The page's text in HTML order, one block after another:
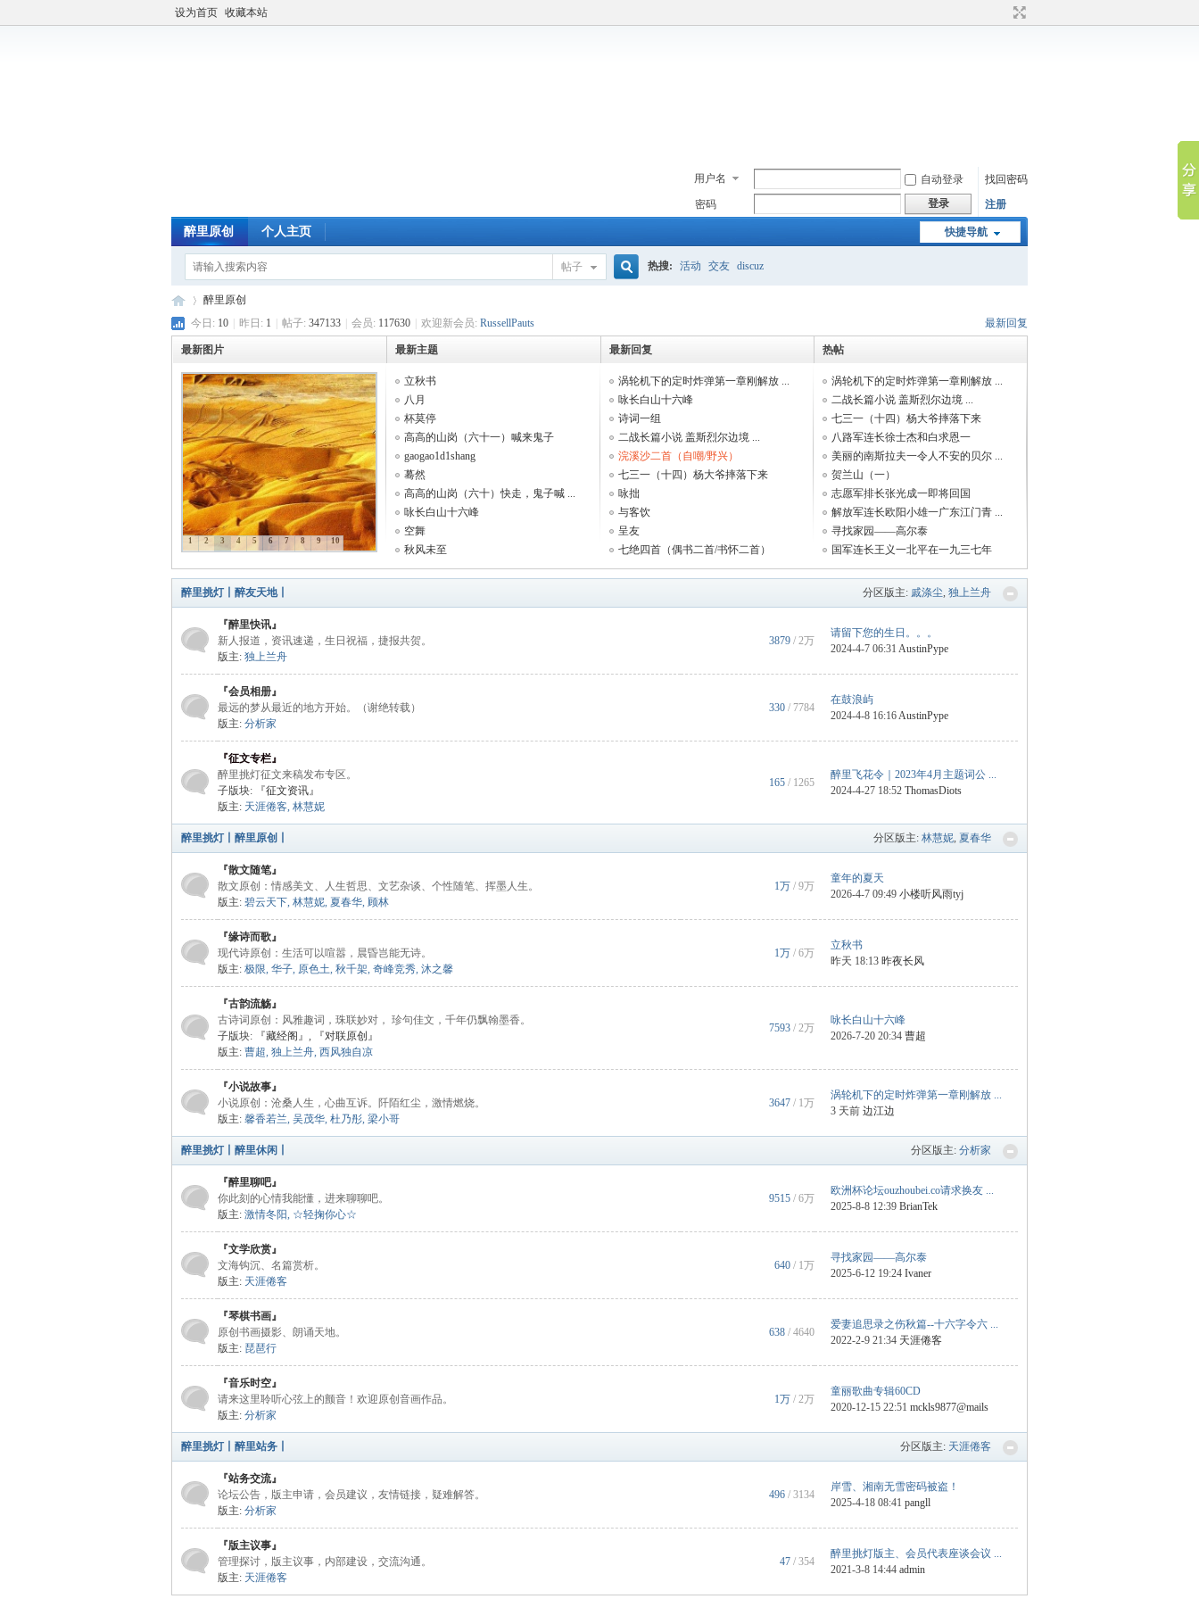
设为首页 收藏本站
用户名 自动登录
找回密码
密码
登录 注册
快捷导航
醉里原创 个人主页
帖子 热搜: 活动 交友 discuz
里
学
网
»
醉里原创
今日: 10 昨日: 1 帖子: 347133 会员: 117630 欢迎新会员: RussellPauts 最新回复
最新图片
1 2 3 4 5 6 7 8 9 10
最新主题
立秋书
八月
杯莫停
高高的山岗（六十一）喊来鬼子
gaogao1d1shang
蓦然
高高的山岗（六十）快走，鬼子喊 ...
咏长白山十六峰
空舞
秋风未至
最新回复
涡轮机下的定时炸弹第一章刚解放 ...
咏长白山十六峰
诗词一组
二战长篇小说 盖斯烈尔边境 ...
浣溪沙二首（自嘲/野兴）
七三一（十四）杨大爷摔落下来
咏拙
与客饮
呈友
七绝四首（偶书二首/书怀二首）
热帖
涡轮机下的定时炸弹第一章刚解放 ...
二战长篇小说 盖斯烈尔边境 ...
七三一（十四）杨大爷摔落下来
八路军连长徐士杰和白求恩一
美丽的南斯拉夫一令人不安的贝尔 ...
贺兰山（一）
志愿军排长张光成一即将回国
解放军连长欧阳小雄一广东江门青 ...
寻找家园——高尔泰
国军连长王义一北平在一九三七年
分区版主: 戚涤尘, 独上兰舟
醉里挑灯丨醉友天地丨
『醉里快讯』
新人报道，资讯速递，生日祝福，捷报共贺。
版主: 独上兰舟
3879 / 2万
请留下您的生日。。。
2024-4-7 06:31 AustinPype
『会员相册』
最远的梦从最近的地方开始。（谢绝转载）
版主: 分析家
330 / 7784
在鼓浪屿
2024-4-8 16:16AustinPype
『征文专栏』
醉里挑灯征文来稿发布专区。
子版块:
『征文资讯』
版主: 天涯倦客, 林慧妮
165 / 1265
醉里飞花令｜2023年4月主题词公 ...
2024-4-27 18:52 ThomasDiots
分区版主: 林慧妮, 夏春华
醉里挑灯丨醉里原创丨
『散文随笔』
散文原创：情感美文、人生哲思、文艺杂谈、个性随笔、挥墨人生。
版主: 碧云天下, 林慧妮, 夏春华, 顾林
1万 / 9万
童年的夏天
2026-4-7 09:49 小楼听风雨tyj
『缘诗而歌』
现代诗原创：生活可以喧嚣，晨昏岂能无诗。
版主: 极限, 华子, 原色土, 秋千架, 奇峰竞秀, 沐之馨
1万 / 6万
立秋书
昨天 18:13 昨夜长风
『古韵流觞』
古诗词原创：风雅趣词，珠联妙对， 珍句佳文，千年仍飘翰墨香。
子版块:
『藏经阁』 ,
『对联原创』
版主: 曹超, 独上兰舟, 西风独自凉
7593 / 2万
咏长白山十六峰
2026-7-20 20:34 曹超
『小说故事』
小说原创：沧桑人生，心曲互诉。阡陌红尘，激情燃烧。
版主: 馨香若兰, 吴茂华, 杜乃彤, 梁小哥
3647 / 1万
涡轮机下的定时炸弹第一章刚解放 ...
3 天前 边江边
分区版主: 分析家
醉里挑灯丨醉里休闲丨
『醉里聊吧』
你此刻的心情我能懂，进来聊聊吧。
版主: 激情冬阳, ☆轻掬你心☆
9515 / 6万
欧洲杯论坛ouzhoubei.co请求换友 ...
2025-8-8 12:39 BrianTek
『文学欣赏』
文海钩沉、名篇赏析。
版主: 天涯倦客
640 / 1万
寻找家园——高尔泰
2025-6-12 19:24 Ivaner
『琴棋书画』
原创书画摄影、朗诵天地。
版主: 琵琶行
638 / 4640
爱妻追思录之伤秋篇--十六字令六 ...
2022-2-9 21:34 天涯倦客
『音乐时空』
请来这里聆听心弦上的颤音！欢迎原创音画作品。
版主: 分析家
1万 / 2万
童丽歌曲专辑60CD
2020-12-15 22:51 mckls9877@mails
分区版主: 天涯倦客
醉里挑灯丨醉里站务丨
『站务交流』
论坛公告，版主申请，会员建议，友情链接，疑难解答。
版主: 分析家
496 / 3134
岸雪、湘南无雪密码被盗！
2025-4-18 08:41 pangll
『版主议事』
管理探讨，版主议事，内部建设，交流沟通。
版主: 天涯倦客
47 / 354
醉里挑灯版主、会员代表座谈会议 ...
2021-3-8 14:44 admin